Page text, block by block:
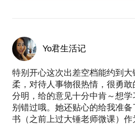
Yo君生活记
特别开心这次出差空档能约到
柔，对待人事物很热情，很勇
分明，给的意见十分中肯～想
别错过哦。她还贴心的给我准
书（之前上过大锤老师微课）